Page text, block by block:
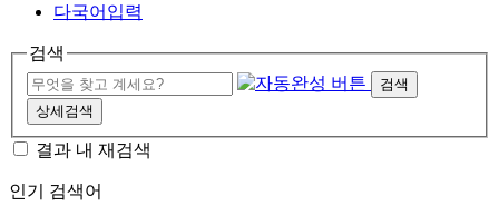
다국어입력
검색
검색
상세검색
결과 내 재검색
인기 검색어